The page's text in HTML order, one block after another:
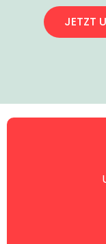
JETZT